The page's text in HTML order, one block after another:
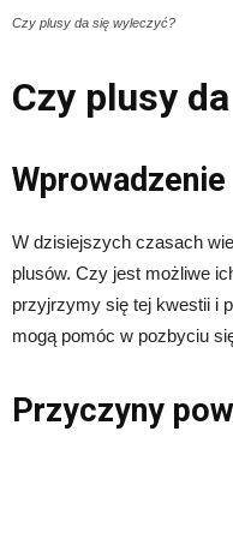
Czy plusy da się wyleczyć?
Czy plusy
Wprowadzenie
W dzisiejszych czasach
plusów. Czy jest możliwe
przyjrzymy się tej kwestii i
mogą pomóc w pozbyciu
Przyczyny